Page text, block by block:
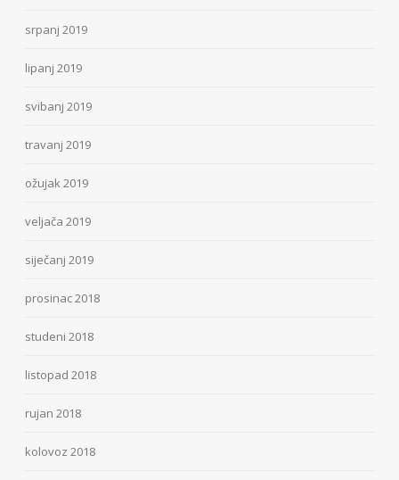
srpanj 2019
lipanj 2019
svibanj 2019
travanj 2019
ožujak 2019
veljača 2019
siječanj 2019
prosinac 2018
studeni 2018
listopad 2018
rujan 2018
kolovoz 2018